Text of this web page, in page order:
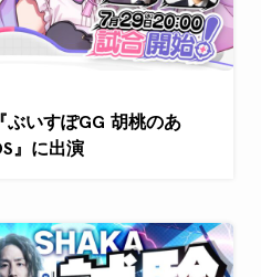
いすぽGG 胡桃のあ
』に出演